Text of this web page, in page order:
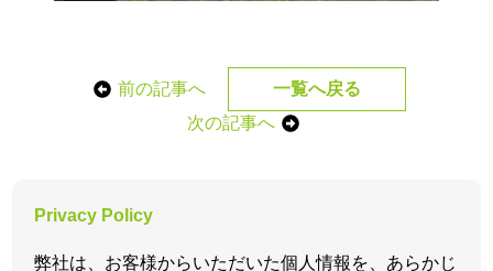
前の記事へ
一覧へ戻る
次の記事へ
Privacy Policy
弊社は、お客様からいただいた個人情報を、あらかじ